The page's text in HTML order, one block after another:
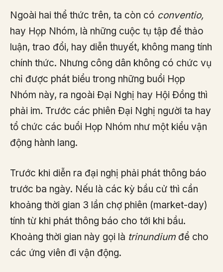
Ngoài hai thể thức trên, ta còn có conventio,
hay Họp Nhóm, là những cuộc tụ tập để thảo
luận, trao đổi, hay diễn thuyết, không mang tính
chính thức. Nhưng công dân không có chức vụ
chỉ được phát biểu trong những buổi Họp
Nhóm này, ra ngoài Đại Nghị hay Hội Đồng thì
phải im. Trước các phiên Đại Nghị người ta hay
tổ chức các buổi Họp Nhóm như một kiểu vận
động hành lang.
Trước khi diễn ra đại nghị phải phát thông báo
trước ba ngày. Nếu là các kỳ bầu cử thì cần
khoảng thời gian 3 lần chợ phiên (market-day)
tính từ khi phát thông báo cho tới khi bầu.
Khoảng thời gian này gọi là trinundium để cho
các ứng viên đi vận động.